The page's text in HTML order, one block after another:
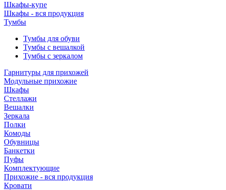
Шкафы-купе
Шкафы - вся продукция
Тумбы
Тумбы для обуви
Тумбы с вешалкой
Тумбы с зеркалом
Гарнитуры для прихожей
Модульные прихожие
Шкафы
Стеллажи
Вешалки
Зеркала
Полки
Комоды
Обувницы
Банкетки
Пуфы
Комплектующие
Прихожие - вся продукция
Кровати